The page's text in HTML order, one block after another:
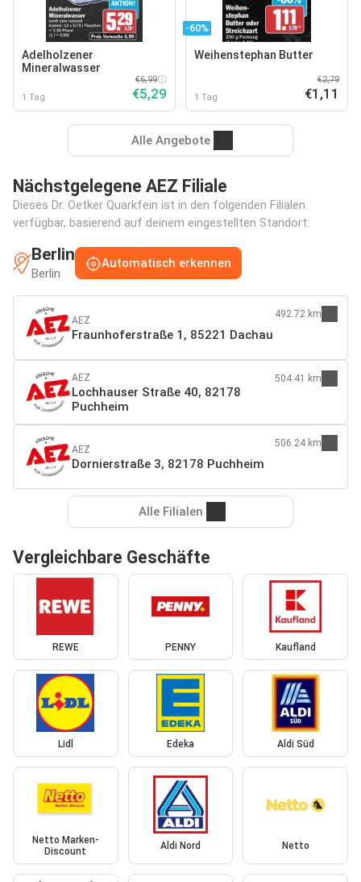
Adelholzener
Mineralwasser
1 Tag
€6,99
€5,29
-60%
Weihenstephan Butter
1 Tag
€2,79
€1,11
Alle Angebote
Nächstgelegene AEZ Filiale
Dieses Dr. Oetker Quarkfein ist in den folgenden Filialen
verfügbar, basierend auf deinem eingestellten Standort:
Berlin
Berlin
Automatisch erkennen
AEZ
Fraunhoferstraße 1, 85221 Dachau
492.72 km
AEZ
Lochhauser Straße 40, 82178
Puchheim
504.41 km
AEZ
Dornierstraße 3, 82178 Puchheim
506.24 km
Alle Filialen
Vergleichbare Geschäfte
REWE PENNY Kaufland
Lidl Edeka Aldi Süd
Netto Marken-
Discount
Aldi Nord Netto